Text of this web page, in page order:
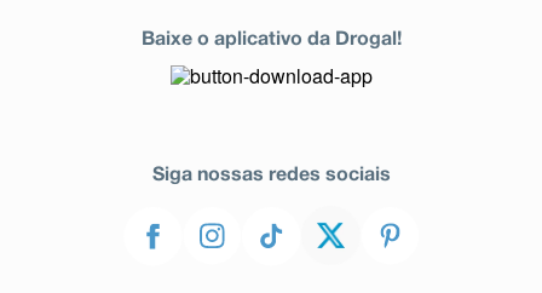
Baixe o aplicativo da Drogal!
Siga nossas redes sociais